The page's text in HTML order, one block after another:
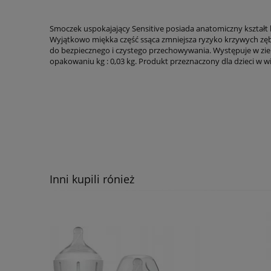
Smoczek uspokajający Sensitive posiada anatomiczny
Wyjątkowo miękka część ssąca zmniejsza ryzyko krzywych
do bezpiecznego i czystego przechowywania. Występuje w
opakowaniu kg : 0,03 kg. Produkt przeznaczony dla dzieci w
Inni kupili rónież